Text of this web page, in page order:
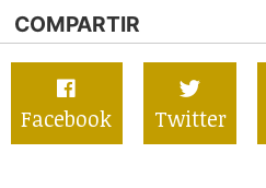
COMPARTIR
Facebook Twitter